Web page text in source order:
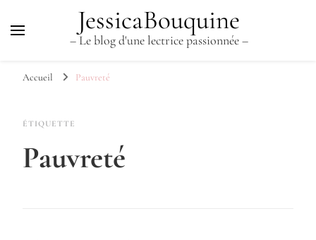
JessicaBouquine
– Le blog d'une lectrice passionnée –
Accueil Pauvreté
ÉTIQUETTE
Pauvreté